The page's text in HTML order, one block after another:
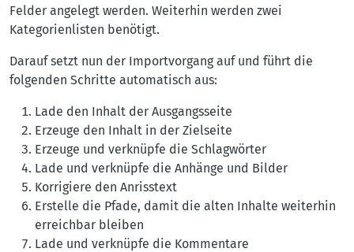
Felder angelegt werden. Weiterhin werden zwei
Kategorienlisten benötigt.
Darauf setzt nun der Importvorgang auf und führt die
folgenden Schritte automatisch aus:
Lade den Inhalt der Ausgangsseite
Erzeuge den Inhalt in der Zielseite
Erzeuge und verknüpfe die Schlagwörter
Lade und verknüpfe die Anhänge und Bilder
Korrigiere den Anrisstext
Erstelle die Pfade, damit die alten Inhalte weiterhin
erreichbar bleiben
Lade und verknüpfe die Kommentare